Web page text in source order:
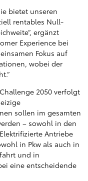
bietet unseren
rentables Null-
ergänzt
Experience bei
Fokus auf
wobei der
2050 verfolgt
sollen im gesamten
– sowohl in den
Antriebe
in Pkw als auch in
und in
eine entscheidende